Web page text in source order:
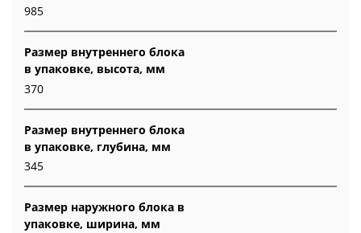
985
Размер внутреннего блока
в упаковке, высота, мм
370
Размер внутреннего блока
в упаковке, глубина, мм
345
Размер наружного блока в
упаковке, ширина, мм